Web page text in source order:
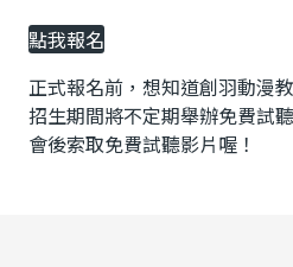
點我報名
正式報名前，想知道創羽動漫
招生期間將不定期舉辦免費試
會後索取免費試聽影片喔！